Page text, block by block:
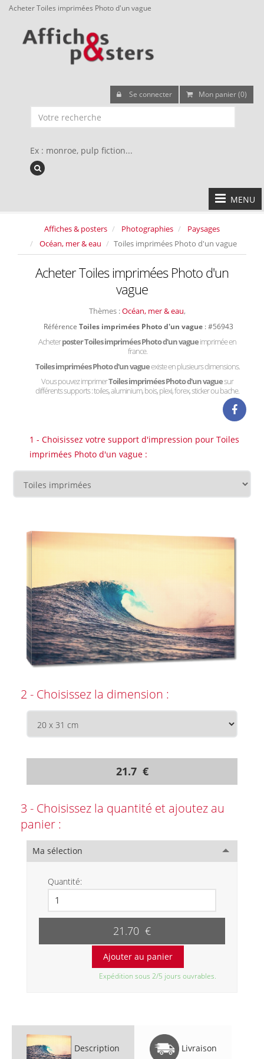
Acheter Toiles imprimées Photo d'un vague
Se connecter Mon panier (0)
Ex : monroe, pulp fiction...
MENU
Affiches & posters Photographies
Paysages
Océan, mer & eau
Toiles imprimées Photo d'un vague
Acheter Toiles imprimées Photo d'un
vague
Thèmes :Océan, mer & eau,
Référence Toiles imprimées Photo d'un vague : #56943
Acheterposter Toiles imprimées Photo d'un vagueimprimée en
france.
Toiles imprimées Photo d'un vagueexiste en plusieurs dimensions.
Vous pouvez imprimerToiles imprimées Photo d'un vaguesur
différents supports : toiles, aluminium, bois, plexi, forex, sticker ou bache.
1 - Choisissez votre support d'impression pour Toiles
imprimées Photo d'un vague :
2 - Choisissez la dimension :
21.7 €
3 - Choisissez la quantité et ajoutez au
panier :
Ma sélection
Quantité:
21.70 €
Expédition sous 2/5 jours ouvrables.
Description Livraison